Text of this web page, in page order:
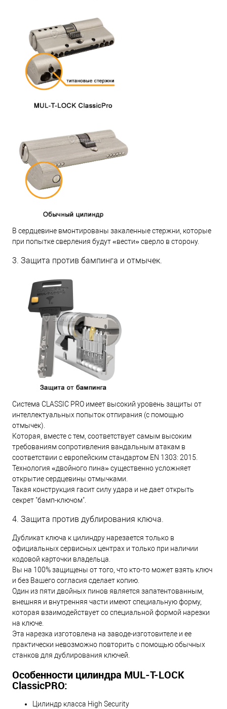
В сердцевине вмонтированы закаленные стержни, которые
при попытке сверления будут «вести» сверло в сторону.
3. Защита против бампинга и отмычек.
Система CLASSIC PRO имеет высокий уровень защиты от
интеллектуальных попыток отпирания (с помощью
отмычек).
Которая, вместе с тем, соответствует самым высоким
требованиям сопротивления вандальным атакам в
соответствии с европейским стандартом EN 1303: 2015.
Технология «двойного пина» существенно усложняет
открытие сердцевины отмычками.
Такая конструкция гасит силу удара и не дает открыть
секрет "бамп-ключом".
4. Защита против дублирования ключа.
Дубликат ключа к цилиндру нарезается только в
официальных сервисных центрах и только при наличии
кодовой карточки владельца.
Вы на 100% защищены от того, что кто-то может взять ключ
и без Вашего согласия сделает копию.
Один из пяти двойных пинов является запатентованным,
внешняя и внутренняя части имеют специальную форму,
которая взаимодействует со специальной формой нарезки
на ключе.
Эта нарезка изготовлена на заводе-изготовителе и ее
практически невозможно повторить с помощью обычных
станков для дублирования ключей.
Особенности цилиндра MUL-T-LOCK
ClassicPRO:
Цилиндр класса High Security